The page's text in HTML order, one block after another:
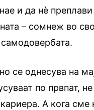
и да нѐ
– сомнеж во
се однесува на
по првпат,
А кога сме